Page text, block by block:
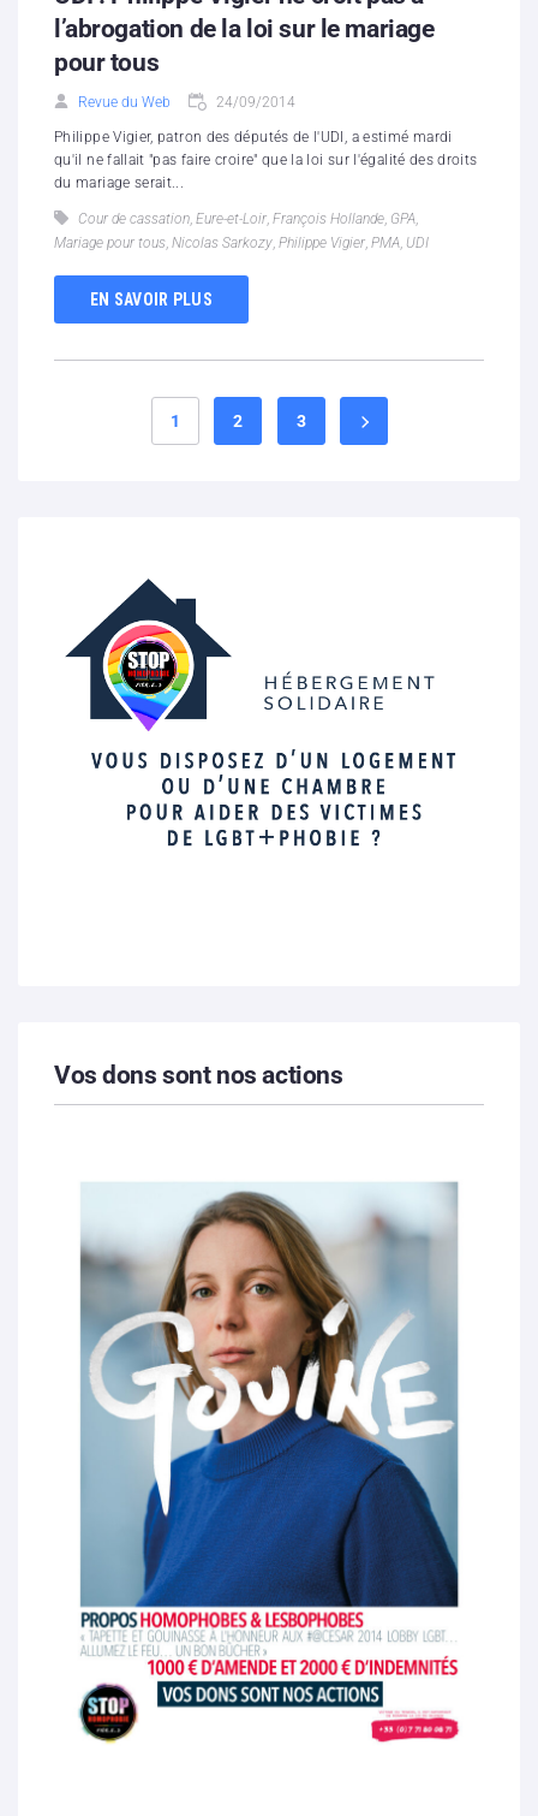
l’abrogation de la loi sur le mariage
pour tous
Revue du Web 24/09/2014
Philippe Vigier, patron des députés de l'UDI, a estimé mardi
qu'il ne fallait "pas faire croire" que la loi sur l'égalité des droits
du mariage serait...
Cour de cassation, Eure-et-Loir, François Hollande, GPA,
Mariage pour tous, Nicolas Sarkozy, Philippe Vigier, PMA, UDI
EN SAVOIR PLUS
1 2 3
Vos dons sont nos actions